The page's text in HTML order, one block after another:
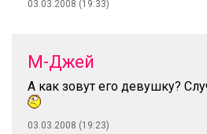
03.03.2008 (19:33)
М-Джей
А как зовут его девушку?
03.03.2008 (19:23)